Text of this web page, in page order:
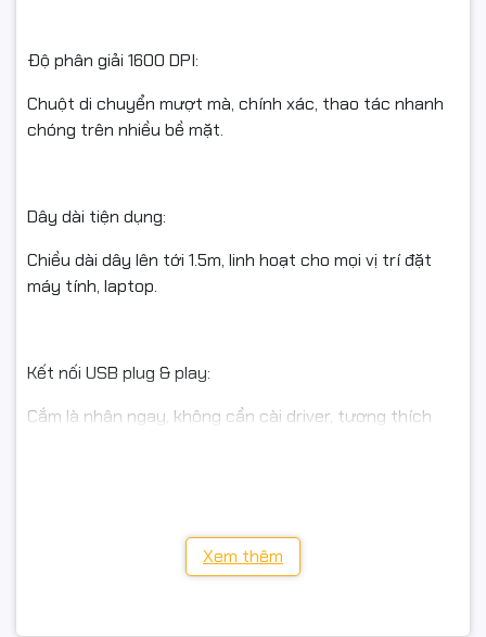
Độ phân giải 1600 DPI:
Chuột di chuyển mượt mà, chính xác, thao tác nhanh
chóng trên nhiều bề mặt.
Dây dài tiện dụng:
Chiều dài dây lên tới 1.5m, linh hoạt cho mọi vị trí đặt
máy tính, laptop.
Kết nối USB plug & play:
Cắm là nhận ngay, không cần cài driver, tương thích
Độ bền cao, chống bám vân tay, dễ vệ sinh.
Xem thêm
#chuotmaytinh #rapooN110 #silentclick #chuotchinhhang